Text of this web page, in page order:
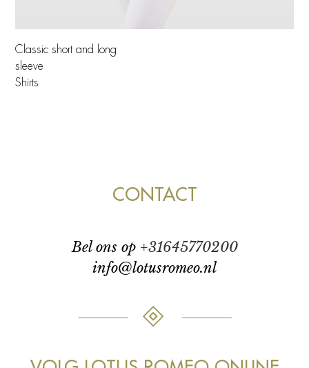
Classic short and long
sleeve
Shirts
CONTACT
bel ons op +31645770200
info@lotusromeo.nl